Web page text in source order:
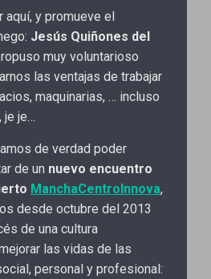
aquí, y promueve el
Jesús Quiñones del
muy voluntarioso
las ventajas de trabajar
maquinarias, … incluso
je je…
de verdad poder
de un nuevo encuentro
ManchaCentroInnova,
desde octubre del 2013
de una cultura
las vidas de las
personal y profesional: